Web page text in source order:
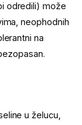
odredili) može
neophodnih
na
u želucu,